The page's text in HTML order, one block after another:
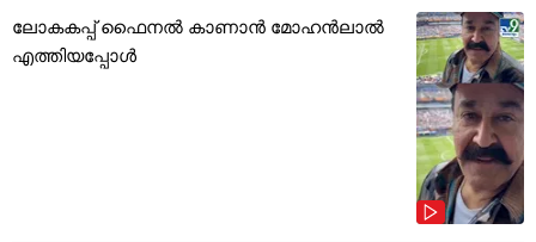
ലോകകപ്പ് ഫൈനൽ കാണാൻ മോഹൻലാൽ
എത്തിയപ്പോൾ